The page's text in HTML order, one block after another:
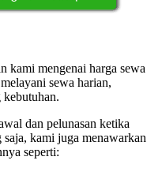
kami mengenai harga sewa
sewa harian,
kebutuhan.
dan pelunasan ketika
kami juga menawarkan
seperti: